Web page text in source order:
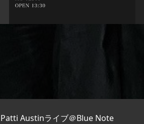
Patti Austinライブ＠Blue Note